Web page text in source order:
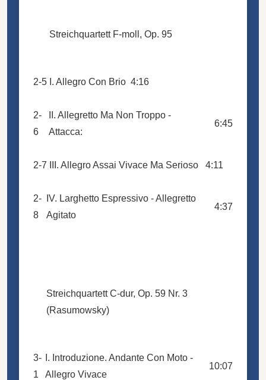
Streichquartett F-moll, Op. 95
2-5 I. Allegro Con Brio 4:16
2-
6
II. Allegretto Ma Non Troppo -
Attacca:
6:45
2-7 III. Allegro Assai Vivace Ma Serioso 4:11
2-
8
IV. Larghetto Espressivo - Allegretto
Agitato
4:37
Streichquartett C-dur, Op. 59 Nr. 3
(Rasumowsky)
3-
1
I. Introduzione. Andante Con Moto -
Allegro Vivace
10:07